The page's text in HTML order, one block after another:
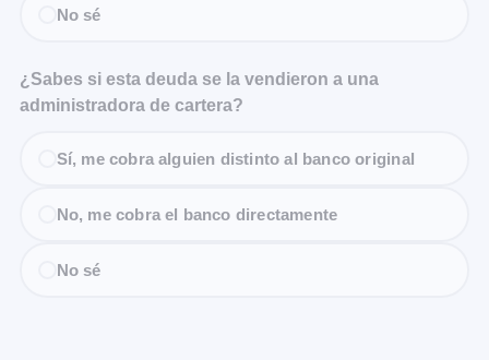
No sé
¿Sabes si esta deuda se la vendieron a una
administradora de cartera?
Sí, me cobra alguien distinto al banco original
No, me cobra el banco directamente
No sé